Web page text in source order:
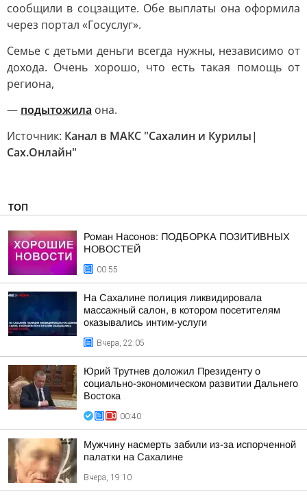
сообщили в соцзащите. Обе выплаты она оформила
через портал «Госуслуг».
Семье с детьми деньги всегда нужны, независимо от
дохода. Очень хорошо, что есть такая помощь от
региона,
— подытожила она.
Источник: Канал в МАКС "Сахалин и Курилы|
Сах.Онлайн"
ТОП
Роман Насонов: ПОДБОРКА ПОЗИТИВНЫХ
НОВОСТЕЙ
00:55
На Сахалине полиция ликвидировала
массажный салон, в котором посетителям
оказывались интим-услуги
Вчера, 22:05
Юрий Трутнев доложил Президенту о
социально-экономическом развитии Дальнего
Востока
00:40
Мужчину насмерть забили из-за испорченной
палатки на Сахалине
Вчера, 19:10